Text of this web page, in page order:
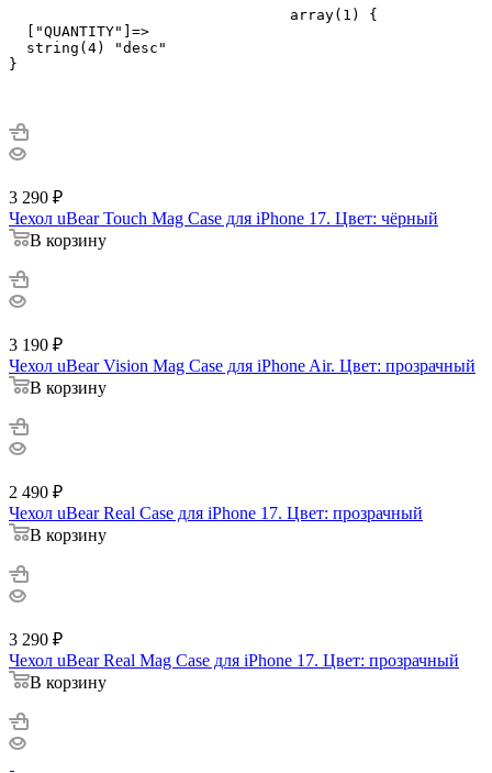
  ["QUANTITY"]=>
  string(4) "desc"
}
3 290 ₽
Чехол uBear Touch Mag Case для iPhone 17. Цвет: чёрный
В корзину
3 190 ₽
Чехол uBear Vision Mag Case для iPhone Air. Цвет: прозрачный
В корзину
2 490 ₽
Чехол uBear Real Case для iPhone 17. Цвет: прозрачный
В корзину
3 290 ₽
Чехол uBear Real Mag Case для iPhone 17. Цвет: прозрачный
В корзину